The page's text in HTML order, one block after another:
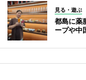
見る・遊ぶ
都島に薬
ープや中